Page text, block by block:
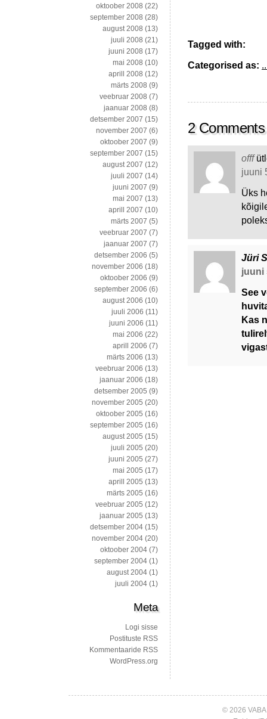
Tagged with:
Categorised as:
2 Comments
offf
juuni
Üks
Jüri
juuni
See
Kas
oktoober 2008 (22)
september 2008 (28)
august 2008 (13)
juuli 2008 (21)
juuni 2008 (17)
mai 2008 (10)
aprill 2008 (12)
märts 2008 (9)
veebruar 2008 (7)
jaanuar 2008 (8)
detsember 2007 (15)
november 2007 (6)
oktoober 2007 (9)
september 2007 (15)
august 2007 (12)
juuli 2007 (14)
juuni 2007 (9)
mai 2007 (13)
aprill 2007 (10)
märts 2007 (5)
veebruar 2007 (7)
jaanuar 2007 (7)
detsember 2006 (5)
november 2006 (18)
oktoober 2006 (9)
september 2006 (6)
august 2006 (10)
juuli 2006 (11)
juuni 2006 (11)
mai 2006 (22)
aprill 2006 (7)
märts 2006 (13)
veebruar 2006 (13)
jaanuar 2006 (18)
detsember 2005 (9)
november 2005 (20)
oktoober 2005 (16)
september 2005 (16)
august 2005 (15)
juuli 2005 (20)
juuni 2005 (27)
mai 2005 (17)
aprill 2005 (13)
märts 2005 (16)
veebruar 2005 (12)
jaanuar 2005 (13)
detsember 2004 (15)
november 2004 (20)
oktoober 2004 (7)
september 2004 (1)
august 2004 (1)
juuli 2004 (1)
Meta
Logi sisse
Postituste RSS
Kommentaaride RSS
WordPress.org
© 2026